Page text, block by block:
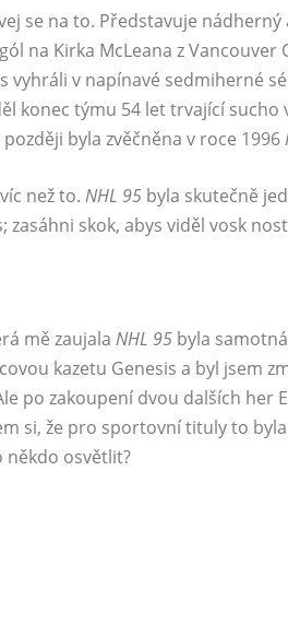
se na to. Představuje nádherný
na Kirka McLeana z
vyhráli v napínavé sedmiherné
konec týmu 54 let trvající
byla zvěčněna v roce 1996
než to. NHL 95 byla skutečně
zasáhni skok, abys viděl vosk
mě zaujala NHL 95 byla
kazetu Genesis a byl jsem
po zakoupení dvou dalších her
si, že pro sportovní tituly to
někdo osvětlit?